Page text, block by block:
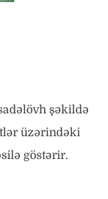
şəkildə
üzərindəki
göstərir.